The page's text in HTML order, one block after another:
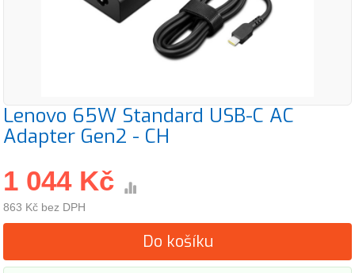
Lenovo 65W Standard USB-C AC
Adapter Gen2 - CH
1 044 Kč
863 Kč bez DPH
Do košíku